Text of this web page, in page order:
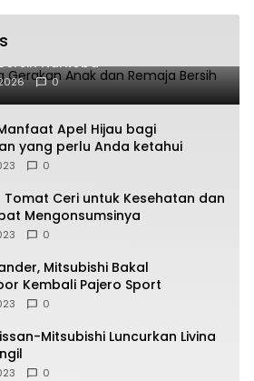
Dukung Gerakan Anak dan
Narkoba
0
Apel Hijau bagi
yang perlu Anda ketahui
0
Ceri untuk Kesehatan dan
Mengonsumsinya
0
Mitsubishi Bakal
Kembali Pajero Sport
0
Mitsubishi Luncurkan Livina
0